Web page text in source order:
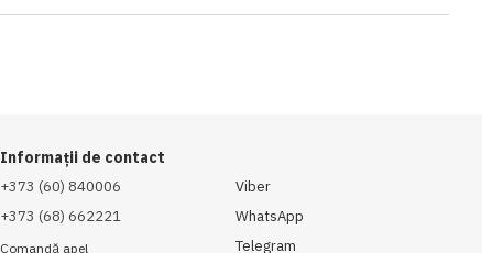
Informații de contact
+373 (60) 840006
+373 (68) 662221
Comandă apel
Viber
WhatsApp
Telegram